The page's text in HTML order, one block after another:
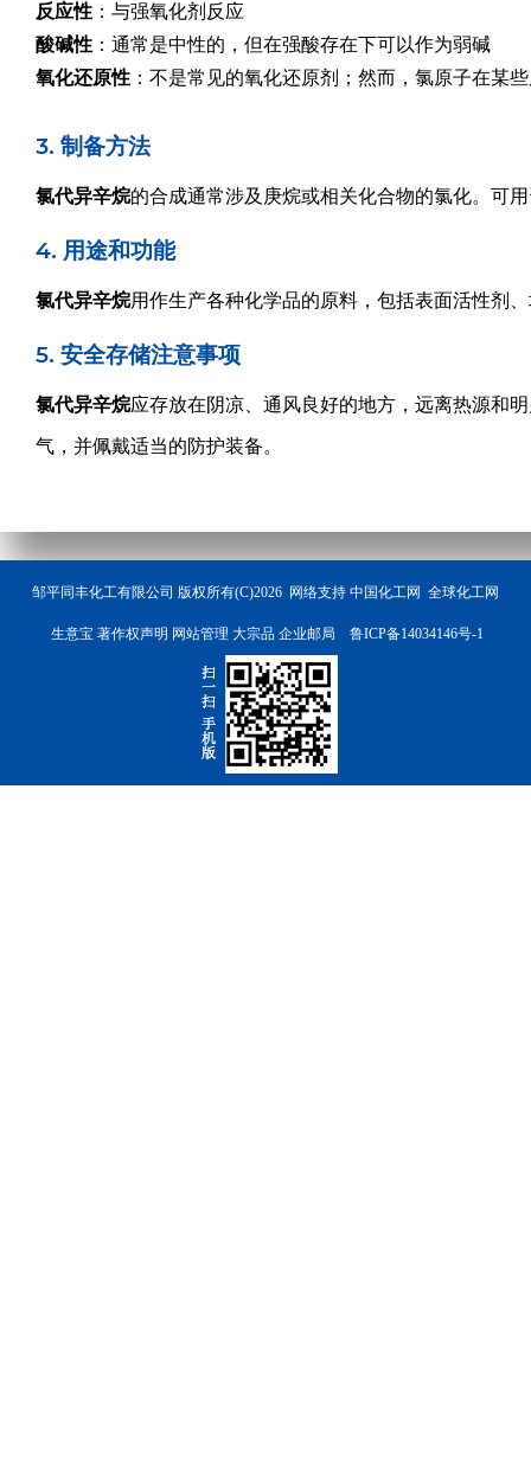
反应性 ：与强氧化剂反应
酸碱性 ：通常是中性的，但在强酸存在下可以作为弱碱
氧化还原性 ：不是常见的氧化还原剂；然而，氯原子在某
3. 制备方法
氯代异辛烷的合成通常涉及庚烷或相关化合物的氯化。可
4. 用途和功能
氯代异辛烷用作生产各种化学品的原料，包括表面活性剂
5. 安全存储注意事项
氯代异辛烷应存放在阴凉、通风良好的地方，远离热源和
气，并佩戴适当的防护装备。
邹平同丰化工有限公司 版权所有(C)2026 网络支持 中国化工网 全球化工网
生意宝 著作权声明 网站管理 大宗品 企业邮局 鲁ICP备14034146号-1